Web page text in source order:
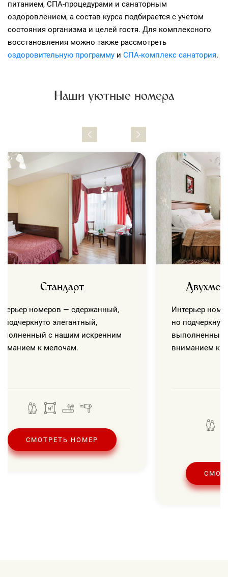
питанием, СПА-процедурами и санаторным
оздоровлением, а состав курса подбирается с учетом
состояния организма и целей гостя. Для комплексного
восстановления можно также рассмотреть
оздоровительную программу и СПА-комплекс санатория.
Наши уютные номера
Стандарт
номеров — сдержанный,
подчеркнуто элегантный,
с нашим искренним
к мелочам.
СМОТРЕТЬ НОМЕР
Интерьер
но
выполненный
вниманием к